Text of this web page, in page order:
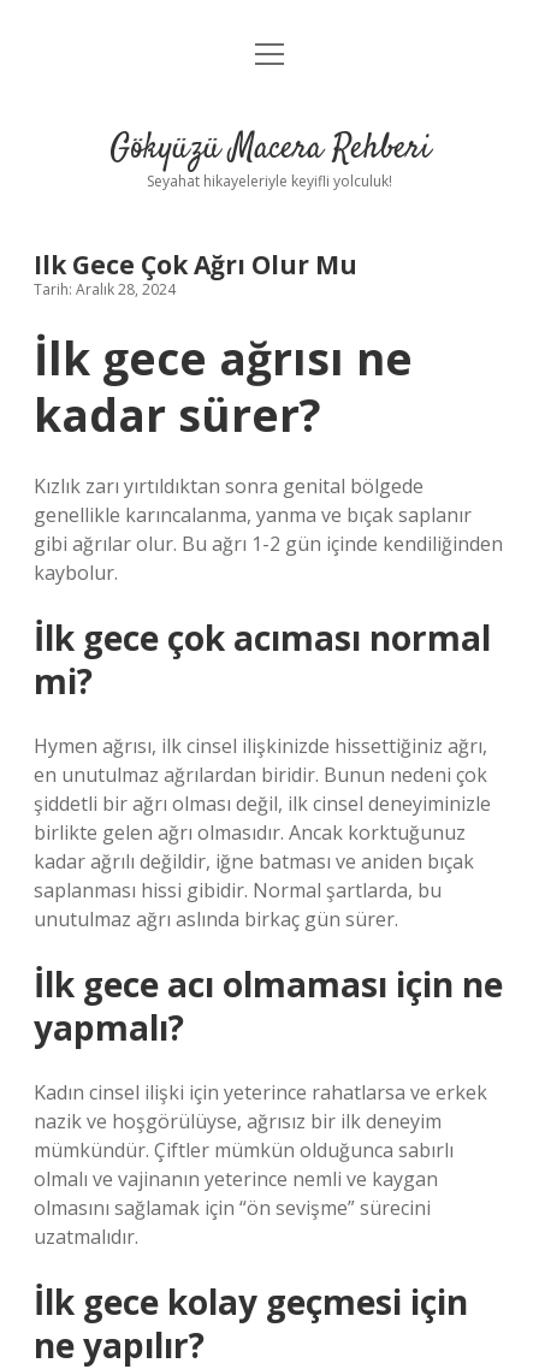
Anasayfa
Yasal Uyarı
menüyü
Gökyüzü Macera Rehberi
Seyahat hikayeleriyle keyifli yolculuk!
Ilk Gece Çok Ağrı Olur Mu
Tarih: Aralık 28, 2024
İlk gece ağrısı ne
kadar sürer?
Kızlık zarı yırtıldıktan sonra genital bölgede
genellikle karıncalanma, yanma ve bıçak saplanır
gibi ağrılar olur. Bu ağrı 1-2 gün içinde kendiliğinden
kaybolur.
İlk gece çok acıması normal
mi?
Hymen ağrısı, ilk cinsel ilişkinizde hissettiğiniz ağrı,
en unutulmaz ağrılardan biridir. Bunun nedeni çok
şiddetli bir ağrı olması değil, ilk cinsel deneyiminizle
birlikte gelen ağrı olmasıdır. Ancak korktuğunuz
kadar ağrılı değildir, iğne batması ve aniden bıçak
saplanması hissi gibidir. Normal şartlarda, bu
unutulmaz ağrı aslında birkaç gün sürer.
İlk gece acı olmaması için ne
yapmalı?
Kadın cinsel ilişki için yeterince rahatlarsa ve erkek
nazik ve hoşgörülüyse, ağrısız bir ilk deneyim
mümkündür. Çiftler mümkün olduğunca sabırlı
olmalı ve vajinanın yeterince nemli ve kaygan
olmasını sağlamak için “ön sevişme” sürecini
uzatmalıdır.
İlk gece kolay geçmesi için
ne yapılır?